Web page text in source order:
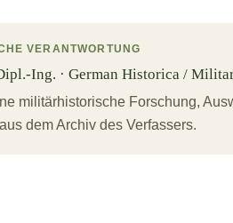
VERANTWORTUNG
Ing. · German Historica /
militärhistorische Forschung,
dem Archiv des Verfassers.